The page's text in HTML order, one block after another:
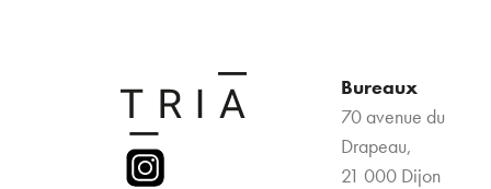
Bureaux
70 avenue du
Drapeau,
21 000 Dijon